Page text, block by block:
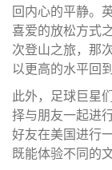
回内心的平静。
喜爱的放松方式
次登山之旅，那
以更高的水平回
此外，足球巨星
择与朋友一起进
好友在美国进行
既能体验不同的